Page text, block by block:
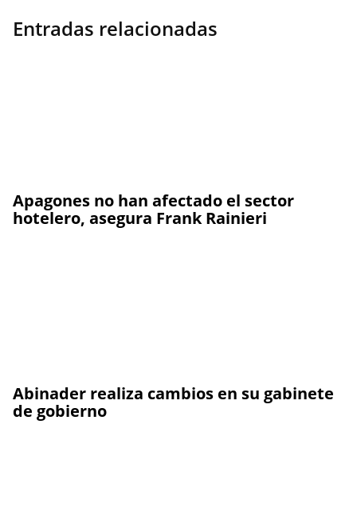
Entradas relacionadas
Apagones no han afectado el sector
hotelero, asegura Frank Rainieri
Abinader realiza cambios en su gabinete
de gobierno